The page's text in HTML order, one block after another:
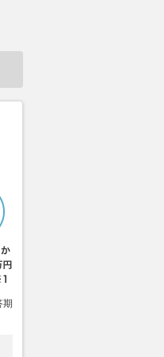
じゃない”予想
表彰台は難し
リスGP
期